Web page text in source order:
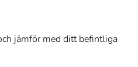
jämför med ditt befintliga